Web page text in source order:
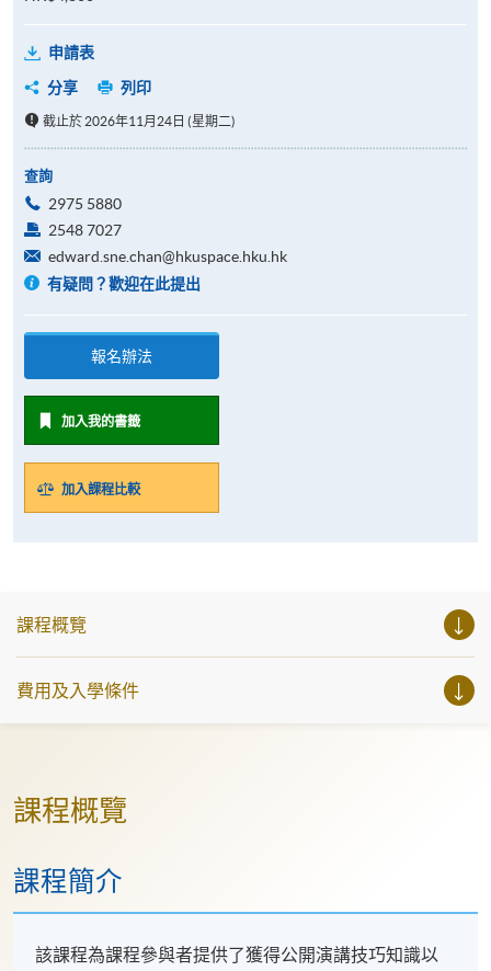
申請表
分享
列印
截止於 2026年11月24日 (星期二)
查詢
2975 5880
2548 7027
edward.sne.chan@hkuspace.hku.hk
有疑問？歡迎在此提出
報名辦法
加入我的書籤
加入課程比較
課程概覽
費用及入學條件
課程概覽
課程簡介
該課程為課程參與者提供了獲得公開演講技巧知識以